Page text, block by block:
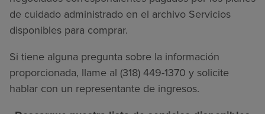
de cuidado administrado en el archivo Servicios
disponibles para comprar.
Si tiene alguna pregunta sobre la información
proporcionada, llame al (318) 449-1370 y solicite
hablar con un representante de ingresos.